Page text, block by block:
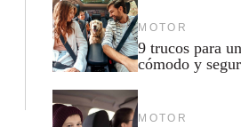
MOTOR
9 trucos para
cómodo y
MOTOR